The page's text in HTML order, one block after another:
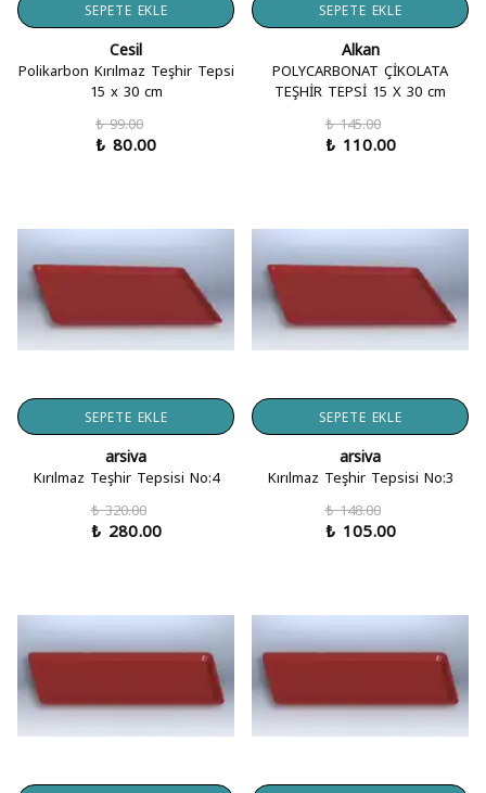
SEPETE EKLE
Cesil
Polikarbon Kırılmaz Teşhir Tepsi
15 x 30 cm
₺ 99.00
₺ 80.00
SEPETE EKLE
Alkan
POLYCARBONAT ÇİKOLATA
TEŞHİR TEPSİ 15 X 30 cm
₺ 145.00
₺ 110.00
SEPETE EKLE
arsiva
Kırılmaz Teşhir Tepsisi No:4
₺ 320.00
₺ 280.00
SEPETE EKLE
arsiva
Kırılmaz Teşhir Tepsisi No:3
₺ 148.00
₺ 105.00